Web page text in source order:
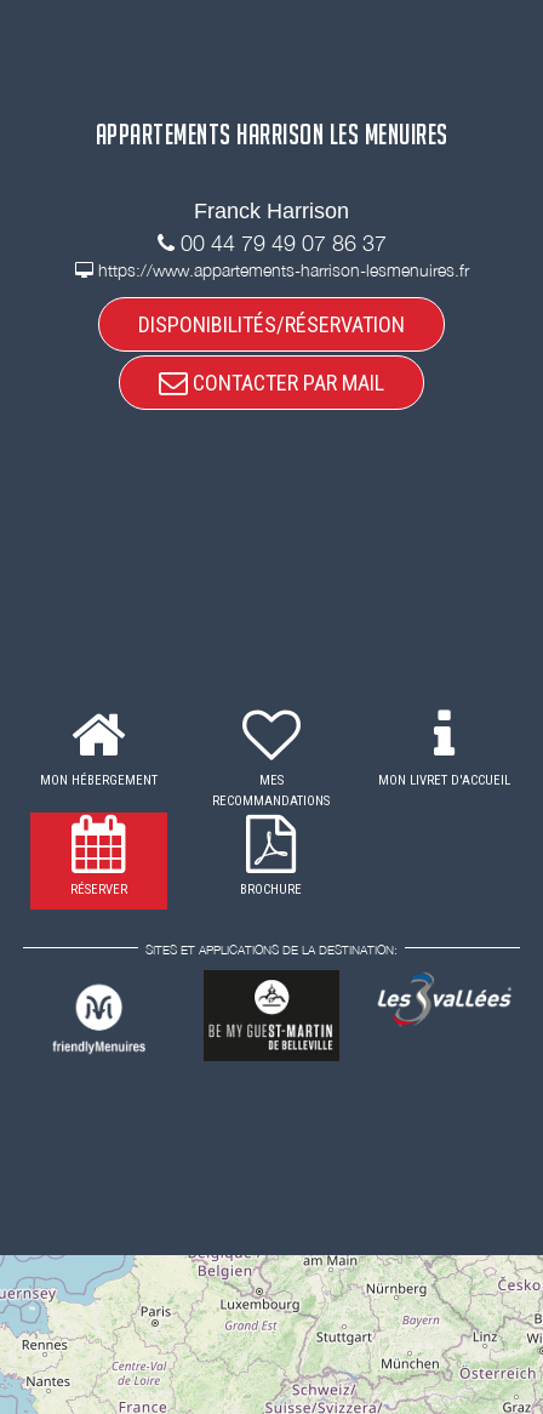
APPARTEMENTS HARRISON LES MENUIRES
Franck Harrison
00 44 79 49 07 86 37
https://www.appartements-harrison-lesmenuires.fr
DISPONIBILITÉS/RÉSERVATION
CONTACTER PAR MAIL
MON HÉBERGEMENT
MES
RECOMMANDATIONS
MON LIVRET D'ACCUEIL
RÉSERVER BROCHURE
SITES ET APPLICATIONS DE LA DESTINATION: